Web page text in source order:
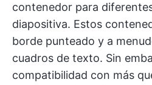
contenedor para
diapositiva. Estos
borde punteado y a
cuadros de texto. Sin
compatibilidad con más